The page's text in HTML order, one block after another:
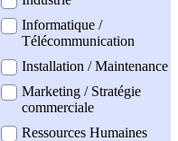
Informatique /
Télécommunication
Installation / Maintenance
Marketing / Stratégie
commerciale
Ressources Humaines